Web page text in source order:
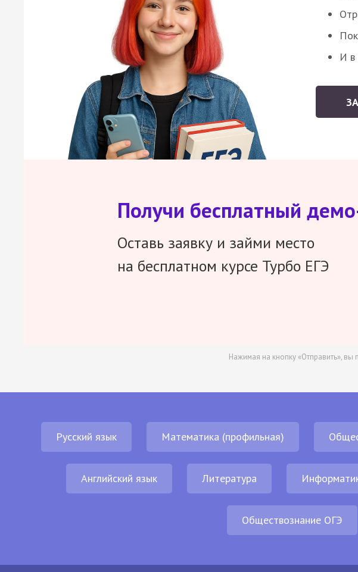
И в
Получи бесплатный
Оставь заявку и займи место
на бесплатном курсе Турбо ЕГЭ
Нажимая на кнопку «Отправить», вы
Русский язык Математика (профильная)
Английский язык Литература
Обществознание ОГЭ